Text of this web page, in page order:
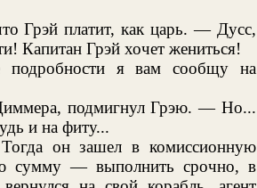
Грэй платит, как царь. — Дусс,
Капитан Грэй хочет жениться!
я вам сообщу на
подмигнул Грэю. — Но...
и на фиту...
он зашел в комиссионную
сумму — выполнить срочно, в